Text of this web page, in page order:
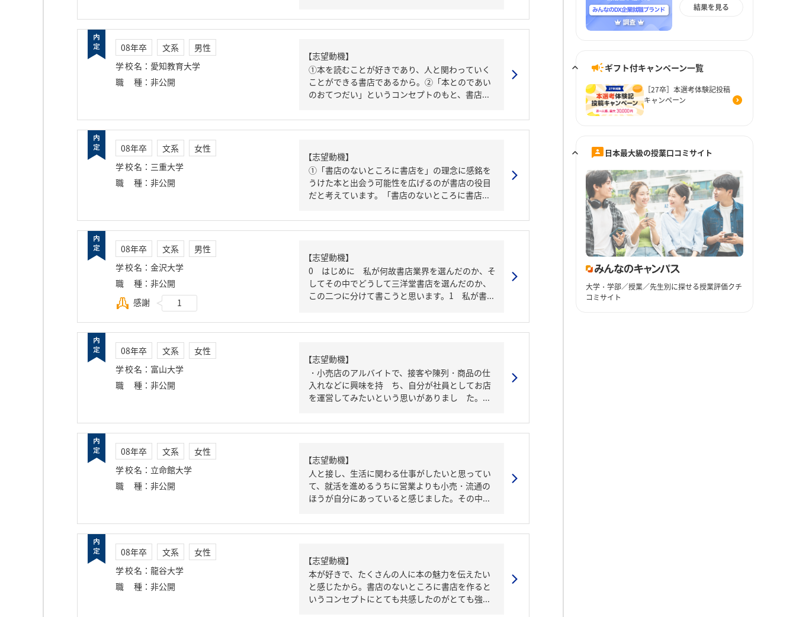
08年卒 文系
男性
学校名 ： 愛知教育大学
職種 ： 非公開
【志望動機】
①本を読むことが好きであり、人と関わっていく
ことができる書店であるから。②「本とのであい
のおてつだい」というコンセプトのもと、書店...
08年卒 文系
女性
学校名 ： 三重大学
職種 ： 非公開
【志望動機】
①「書店のないところに書店を」の理念に感銘を
うけた本と出会う可能性を広げるのが書店の役目
だと考えています。「書店のないところに書店...
08年卒 文系
男性
学校名 ： 金沢大学
職種 ： 非公開
感謝
1
【志望動機】
0 はじめに 私が何故書店業界を選んだのか、そ
してその中でどうして三洋堂書店を選んだのか、
この二つに分けて書こうと思います。1 私が書...
08年卒 文系
女性
学校名 ： 富山大学
職種 ： 非公開
【志望動機】
・小売店のアルバイトで、接客や陳列・商品の仕
入れなどに興味を持 ち、自分が社員としてお店
を運営してみたいという思いがありまし た。...
08年卒 文系
女性
学校名 ： 立命館大学
職種 ： 非公開
【志望動機】
人と接し、生活に関わる仕事がしたいと思ってい
て、就活を進めるうちに営業よりも小売・流通の
ほうが自分にあっていると感じました。その中...
08年卒 文系
女性
学校名 ： 龍谷大学
職種 ： 非公開
【志望動機】
本が好きで、たくさんの人に本の魅力を伝えたい
と感じたから。書店のないところに書店を作ると
いうコンセプトにとても共感したのがとても強...
結果を見る
ギフト付キャンペーン一覧
［27卒］本選考体験記投稿
キャンペーン
日本最大級の授業口コミサイト
大学・学部／授業／先生別に探せる授業評価クチ
コミサイト